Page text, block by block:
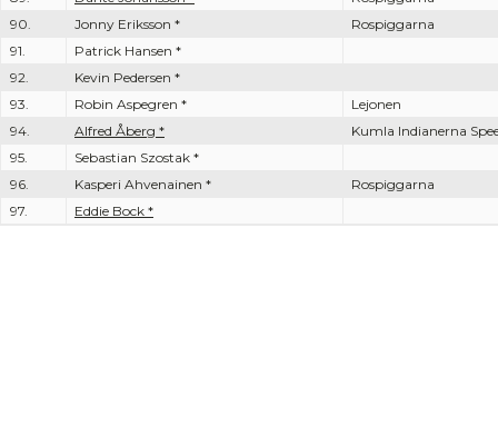
90.
Jonny Eriksson *
Rospiggarna
91.
Patrick Hansen *
92.
Kevin Pedersen *
93.
Robin Aspegren *
Lejonen
94.
Alfred Åberg *
Kumla Indianerna
95.
Sebastian Szostak *
96.
Kasperi Ahvenainen *
Rospiggarna
97.
Eddie Bock *